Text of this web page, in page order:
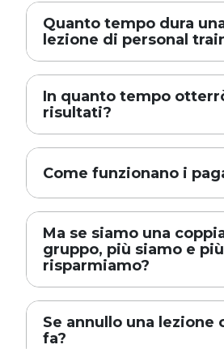
Quanto tempo dura
lezione di personal
In quanto tempo
risultati?
Come funzionano i
Ma se siamo una
gruppo, più siamo e più
risparmiamo?
Se annullo una lezione
fa?